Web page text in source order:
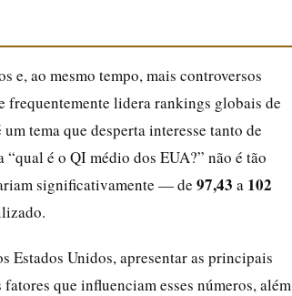
e, ao mesmo tempo, mais controversos
frequentemente lidera rankings globais de
tema que desperta interesse tanto de
é o QI médio dos EUA?” não é tão
significativamente — de 97,43 a 102
Estados Unidos, apresentar as principais
que influenciam esses números, além